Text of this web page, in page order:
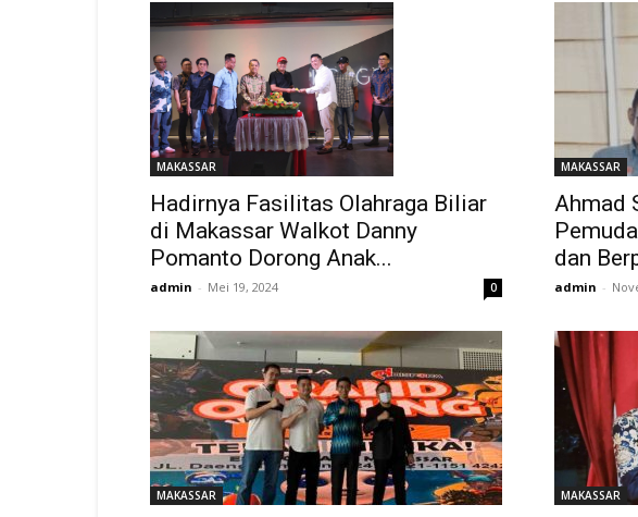
MAKASSAR
Hadirnya Fasilitas Olahraga Biliar
di Makassar Walkot Danny
Pomanto Dorong Anak...
admin - Mei 19, 2024 0
MAKASSAR
Ahmad
dan
admin -
MAKASSAR MAKASSAR